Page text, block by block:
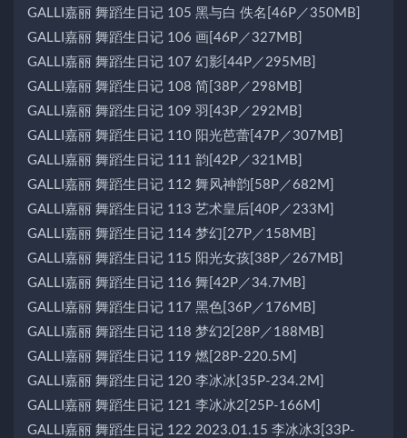
GALLI嘉丽 舞蹈生日记 105 黑与白 佚名[46P／350MB]
GALLI嘉丽 舞蹈生日记 106 画[46P／327MB]
GALLI嘉丽 舞蹈生日记 107 幻影[44P／295MB]
GALLI嘉丽 舞蹈生日记 108 简[38P／298MB]
GALLI嘉丽 舞蹈生日记 109 羽[43P／292MB]
GALLI嘉丽 舞蹈生日记 110 阳光芭蕾[47P／307MB]
GALLI嘉丽 舞蹈生日记 111 韵[42P／321MB]
GALLI嘉丽 舞蹈生日记 112 舞风神韵[58P／682M]
GALLI嘉丽 舞蹈生日记 113 艺术皇后[40P／233M]
GALLI嘉丽 舞蹈生日记 114 梦幻[27P／158MB]
GALLI嘉丽 舞蹈生日记 115 阳光女孩[38P／267MB]
GALLI嘉丽 舞蹈生日记 116 舞[42P／34.7MB]
GALLI嘉丽 舞蹈生日记 117 黑色[36P／176MB]
GALLI嘉丽 舞蹈生日记 118 梦幻2[28P／188MB]
GALLI嘉丽 舞蹈生日记 119 燃[28P-220.5M]
GALLI嘉丽 舞蹈生日记 120 李冰冰[35P-234.2M]
GALLI嘉丽 舞蹈生日记 121 李冰冰2[25P-166M]
GALLI嘉丽 舞蹈生日记 122 2023.01.15 李冰冰3[33P-